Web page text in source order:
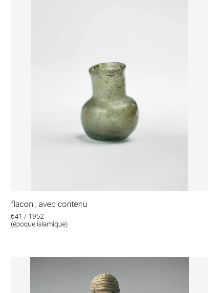
flacon ; avec contenu
641 / 1952
(époque islamique)